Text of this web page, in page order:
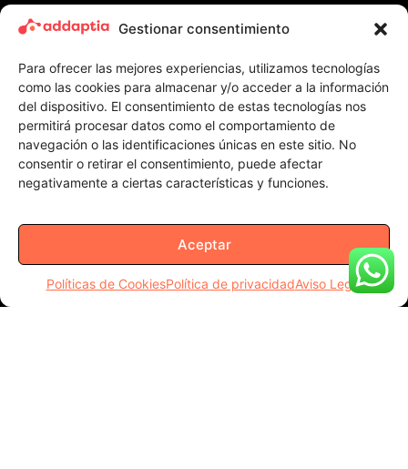
Gestionar consentimiento
Para ofrecer las mejores experiencias, utilizamos tecnologías
como las cookies para almacenar y/o acceder a la información
del dispositivo. El consentimiento de estas tecnologías nos
permitirá procesar datos como el comportamiento de
navegación o las identificaciones únicas en este sitio. No
consentir o retirar el consentimiento, puede afectar
negativamente a ciertas características y funciones.
Aceptar
Políticas de CookiesPolítica de privacidadAviso Legal
la IA transformó el análisis de datos
Datos de Contacto
Email: info@adaptia.com
Dirección: Emilio Pettoruti 2514,
X5009AAV Córdoba.
Teléfono: +54 9 3515 14-8702